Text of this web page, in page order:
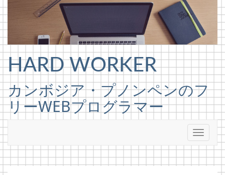
Skip to content
HARD WORKER
カンボジア・プノンペンのフ
リーWEBプログラマー